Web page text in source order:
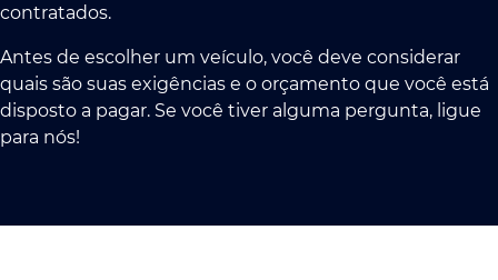
contratados.
Antes de escolher um veículo, você deve considerar
quais são suas exigências e o orçamento que você está
disposto a pagar. Se você tiver alguma pergunta, ligue
para nós!